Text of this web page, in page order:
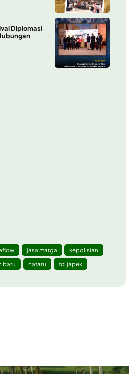
Diplomasi
jasa marga
kepolisian
baru nataru tol japek